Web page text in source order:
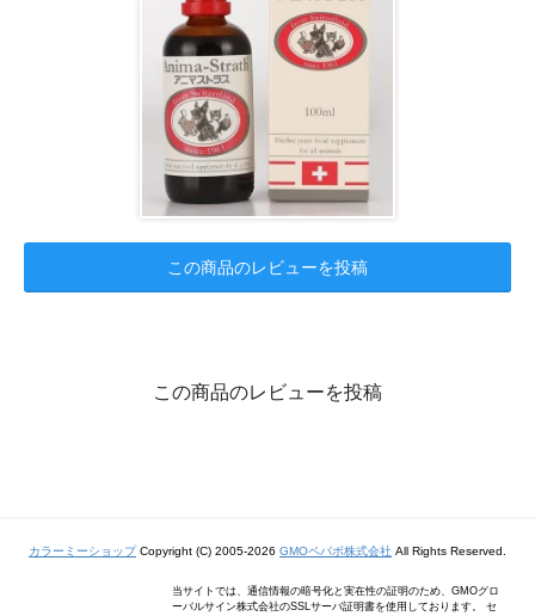
この商品のレビューを投稿
この商品のレビューを投稿
カラーミーショップCopyright (C) 2005-2026 GMOペパボ株式会社 All Rights Reserved.
当サイトでは、通信情報の暗号化と実在性の証明のため、GMOグロ
ーバルサイン株式会社のSSLサーバ証明書を使用しております。 セ